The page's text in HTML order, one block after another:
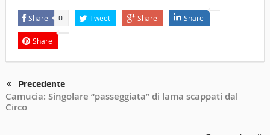
Share 0 Tweet Share Share
Share
Precedente
Camucia: Singolare “passeggiata” di lama scappati dal
Circo